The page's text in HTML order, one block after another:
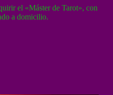
el «Máster de Tarot», con
a domicilio.